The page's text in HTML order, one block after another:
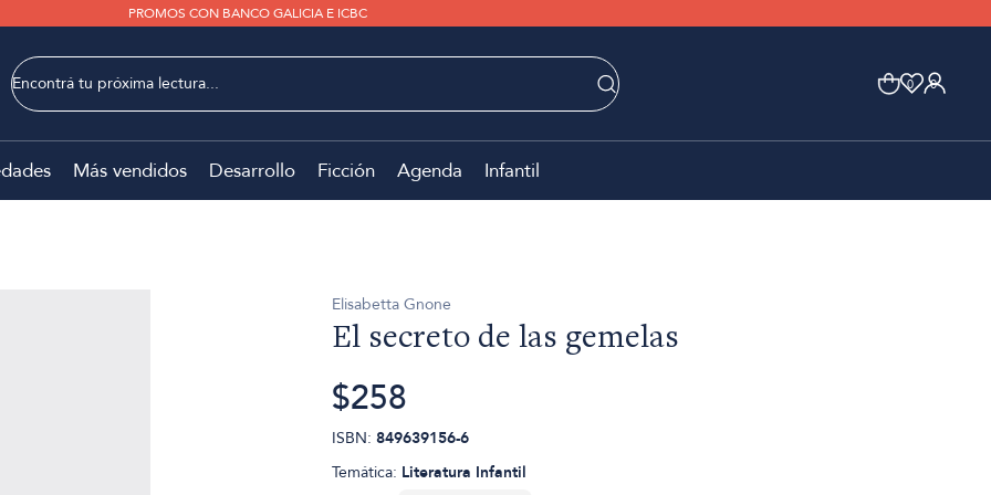
PROMOS CON BANCO GALICIA E ICBC
0 0
Más vendidos Desarrollo Ficción Agenda Infantil
Elisabetta Gnone
El secreto de las gemelas
$258
ISBN: 849639156-6
Temática: Literatura Infantil